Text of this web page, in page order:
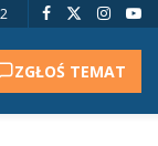
ZGŁOŚ TEMAT